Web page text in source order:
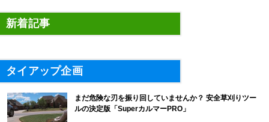
新着記事
タイアップ企画
まだ危険な刃を振り回していませんか？ 安全草刈りツー
ルの決定版「SuperカルマーPRO」